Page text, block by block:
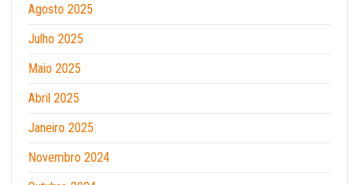
Agosto 2025
Julho 2025
Maio 2025
Abril 2025
Janeiro 2025
Novembro 2024